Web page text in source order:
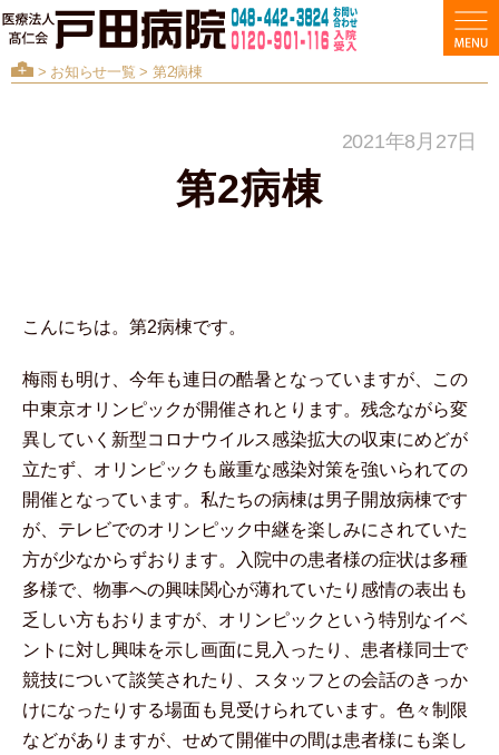
> お知らせ一覧 > 第2病棟
2021年8月27日
第2病棟
こんにちは。第2病棟です。
梅雨も明け、今年も連日の酷暑となっていますが、この
中東京オリンピックが開催されとります。残念ながら変
異していく新型コロナウイルス感染拡大の収束にめどが
立たず、オリンピックも厳重な感染対策を強いられての
開催となっています。私たちの病棟は男子開放病棟です
が、テレビでのオリンピック中継を楽しみにされていた
方が少なからずおります。入院中の患者様の症状は多種
多様で、物事への興味関心が薄れていたり感情の表出も
乏しい方もおりますが、オリンピックという特別なイベ
ントに対し興味を示し画面に見入ったり、患者様同士で
競技について談笑されたり、スタッフとの会話のきっか
けになったりする場面も見受けられています。色々制限
などがありますが、せめて開催中の間は患者様にも楽し